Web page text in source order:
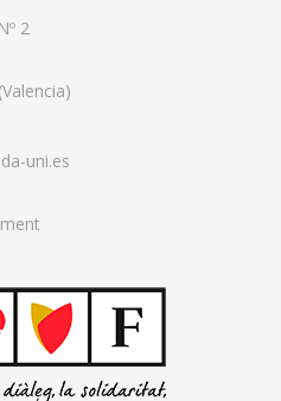
2
uni.es